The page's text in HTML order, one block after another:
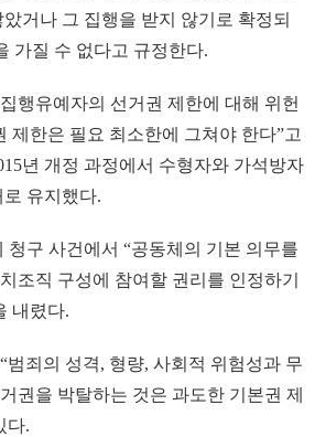
거나 그 집행을 받지 않기로 확정되
가질 수 없다고 규정한다.
행유예자의 선거권 제한에 대해 위헌
제한은 필요 최소한에 그쳐야 한다”고
년 개정 과정에서 수형자와 가석방자
유지했다.
청구 사건에서 “공동체의 기본 의무를
조직 구성에 참여할 권리를 인정하기
내렸다.
범죄의 성격, 형량, 사회적 위험성과 무
권을 박탈하는 것은 과도한 기본권 제
다.